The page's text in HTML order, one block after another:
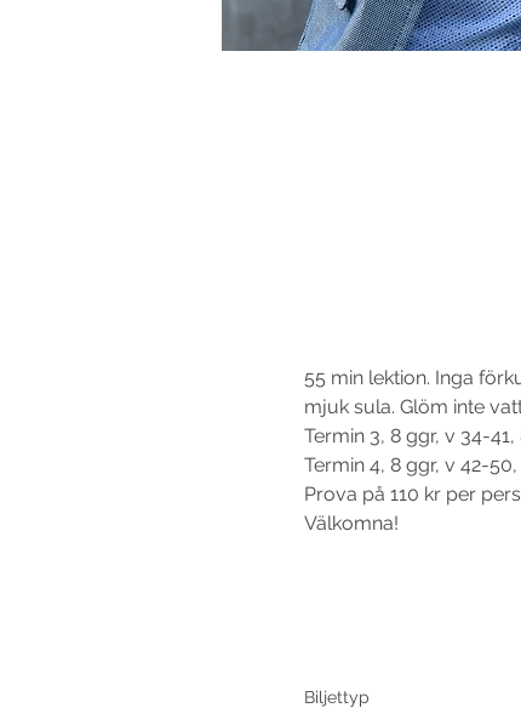
55 min lektion. Inga
mjuk sula. Glöm inte
Termin 3, 8 ggr, v 34-41,
Termin 4, 8 ggr, v 42-
Prova på 110 kr per
Välkomna!
Biljettyp